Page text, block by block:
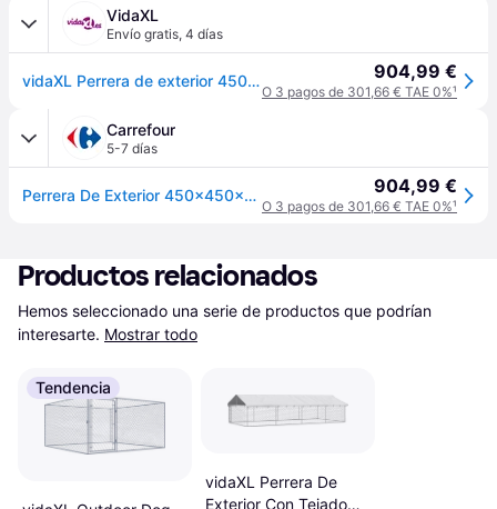
VidaXL
Envío gratis, 4 días
vidaXL Perrera de exterior 450x450x185 cm - Negro 904,99 €
O 3 pagos de 301,66 € TAE 0%¹
Carrefour
5-7 días
Perrera De Exterior 450x450x185 Cm Vidaxl 904,99 €
O 3 pagos de 301,66 € TAE 0%¹
Productos relacionados
Hemos seleccionado una serie de productos que podrían
interesarte. Mostrar todo
Tendencia
vidaXL Perrera De
Exterior Con Tejado